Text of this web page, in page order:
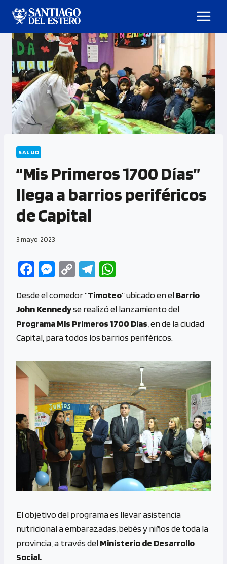
SALUD
“Mis Primeros 1700 Días”
llega a barrios periféricos
de Capital
3 mayo, 2023
Fa
b
o
o
M
se
n
g
C
py
Li
n
Te
gr
a
m
at
s
A
p
Desde el comedor “Timoteo” ubicado en elBarrio
John Kennedyse realizó el lanzamiento del
Programa Mis Primeros 1700 Días , en de la ciudad
Capital, para todos los barrios periféricos.
El objetivo del programa es llevar asistencia
nutricional a embarazadas, bebés y niños de toda la
provincia, a través delMinisterio de Desarrollo
Social.